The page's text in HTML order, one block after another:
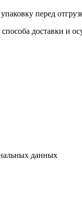
перед
доставки и
данных